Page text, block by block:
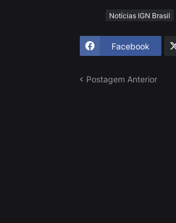
Notícias IGN Brasil
Facebook
Postagem Anterior